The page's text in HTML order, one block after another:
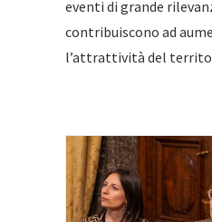
eventi di grande
contribuiscono ad
l’attrattività del